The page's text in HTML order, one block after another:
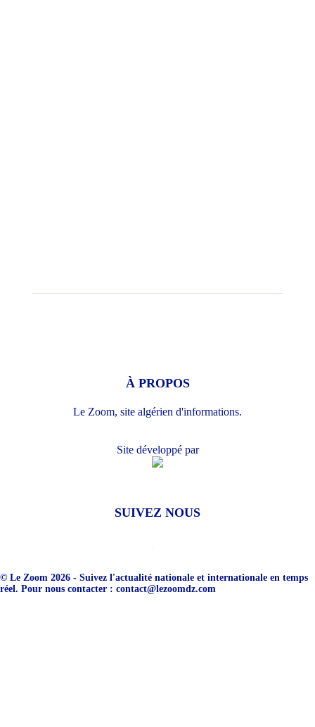
À PROPOS
Le Zoom, site algérien d'informations.
Site développé par
SUIVEZ NOUS
© Le Zoom 2026 - Suivez l'actualité nationale et internationale en temps
réel. Pour nous contacter : contact@lezoomdz.com